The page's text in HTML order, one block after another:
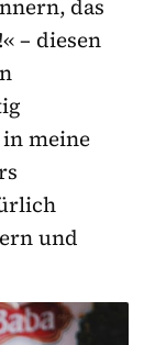
das
– diesen
meine
und